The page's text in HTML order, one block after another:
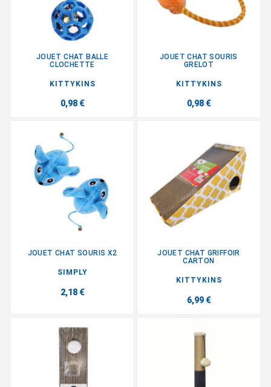
JOUET CHAT BALLE
CLOCHETTE
KITTYKINS
0,98 €
JOUET CHAT SOURIS
GRELOT
KITTYKINS
0,98 €
JOUET CHAT SOURIS X2
SIMPLY
2,18 €
JOUET CHAT GRIFFOIR
CARTON
KITTYKINS
6,99 €